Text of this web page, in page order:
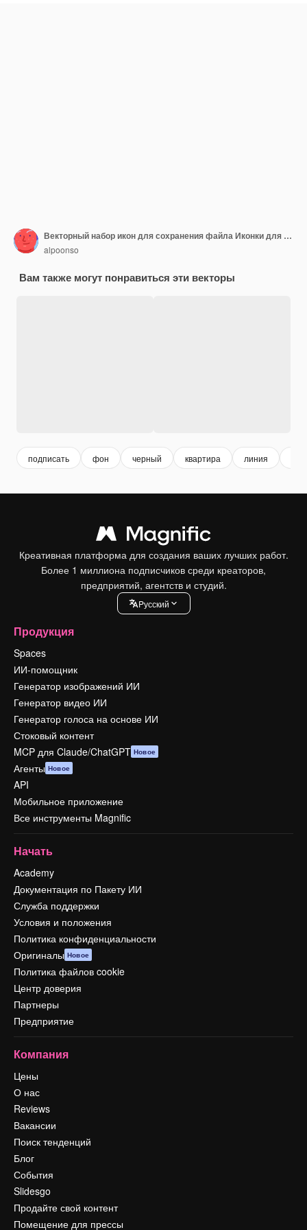
Векторный набор икон для сохранения файла Иконки для сохранения файл Символы дискеты
alpoonso
Вам также могут понравиться эти векторы
подписать фон черный квартира линия
Креативная платформа для создания ваших лучших работ.
Более 1 миллиона подписчиков среди креаторов,
предприятий, агентств и студий.
Pусский
Продукция
Spaces
ИИ-помощник
Генератор изображений ИИ
Генератор видео ИИ
Генератор голоса на основе ИИ
Стоковый контент
MCP для Claude/ChatGPT Новое
Агенты Новое
API
Мобильное приложение
Все инструменты Magnific
Начать
Academy
Документация по Пакету ИИ
Служба поддержки
Условия и положения
Политика конфиденциальности
Оригиналы Новое
Политика файлов cookie
Центр доверия
Партнеры
Предприятие
Компания
Цены
О нас
Reviews
Вакансии
Поиск тенденций
Блог
События
Slidesgo
Продайте свой контент
Помещение для прессы